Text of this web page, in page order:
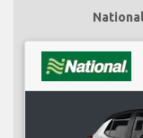
National